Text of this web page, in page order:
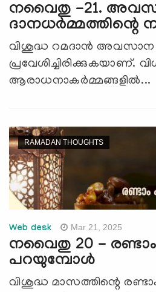
നവൈതു -21.
ദാനധര്‍മ്മത്തിന്റെ
വിശുദ്ധ റമദാന്‍ അവസാന
പ്രവേശിച്ചിരിക്കുകയാണ്.
ആരാധനാകര്‍മ്മങ്ങളില്‍...
RAMADAN THOUGHTS
Web desk Mar 21, 2025
നവൈതു 20 -
പറയുമ്പോള്‍
വിശുദ്ധ മാസത്തിന്റെ